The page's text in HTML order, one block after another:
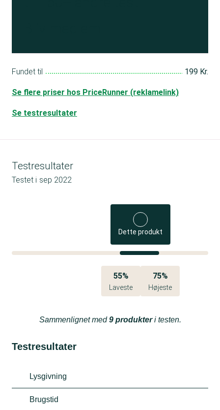
Fundet til 199 Kr.
Se flere priser hos PriceRunner (reklamelink)
Se testresultater
Testresultater
Testet i sep 2022
Dette produkt
55%
Laveste
75%
Højeste
Sammenlignet med9 produkteri testen.
Testresultater
Lysgivning
Brugstid